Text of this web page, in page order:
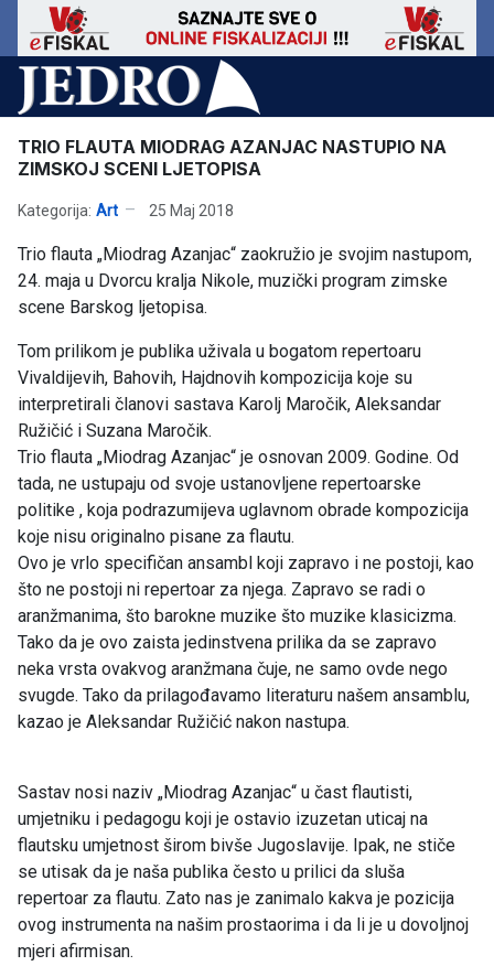
TRIO FLAUTA MIODRAG AZANJAC NASTUPIO NA
ZIMSKOJ SCENI LJETOPISA
Kategorija: Art 25 Maj 2018
Trio flauta „Miodrag Azanjac“ zaokružio je svojim nastupom,
24. maja u Dvorcu kralja Nikole, muzički program zimske
scene Barskog ljetopisa.
Tom prilikom je publika uživala u bogatom repertoaru
Vivaldijevih, Bahovih, Hajdnovih kompozicija koje su
interpretirali članovi sastava Karolj Maročik, Aleksandar
Ružičić i Suzana Maročik.
Trio flauta „Miodrag Azanjac“ je osnovan 2009. Godine. Od
tada, ne ustupaju od svoje ustanovljene repertoarske
politike , koja podrazumijeva uglavnom obrade kompozicija
koje nisu originalno pisane za flautu.
Ovo je vrlo specifičan ansambl koji zapravo i ne postoji, kao
što ne postoji ni repertoar za njega. Zapravo se radi o
aranžmanima, što barokne muzike što muzike klasicizma.
Tako da je ovo zaista jedinstvena prilika da se zapravo
neka vrsta ovakvog aranžmana čuje, ne samo ovde nego
svugde. Tako da prilagođavamo literaturu našem ansamblu,
kazao je Aleksandar Ružičić nakon nastupa.
Sastav nosi naziv „Miodrag Azanjac“ u čast flautisti,
umjetniku i pedagogu koji je ostavio izuzetan uticaj na
flautsku umjetnost širom bivše Jugoslavije. Ipak, ne stiče
se utisak da je naša publika često u prilici da sluša
repertoar za flautu. Zato nas je zanimalo kakva je pozicija
ovog instrumenta na našim prostaorima i da li je u dovoljnoj
mjeri afirmisan.